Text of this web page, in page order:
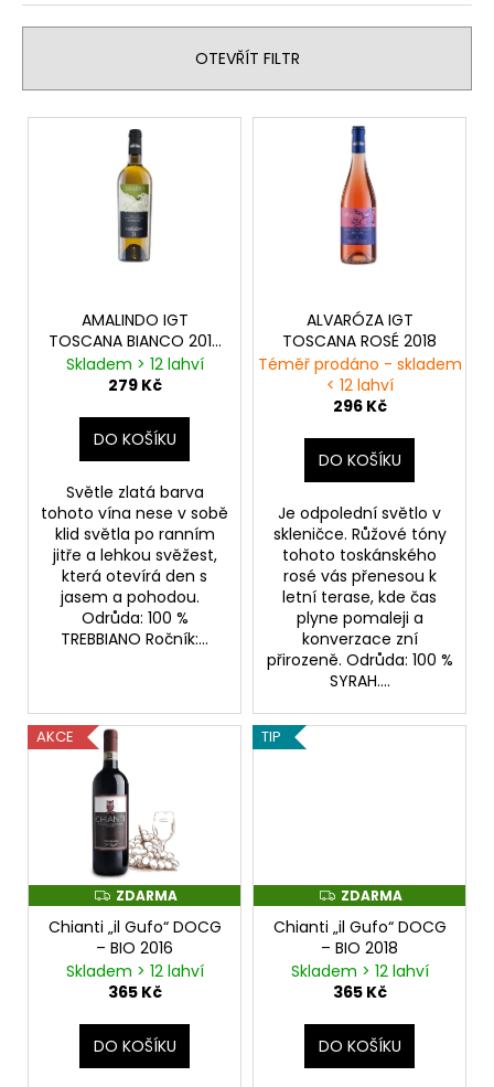
e
í
p
OTEVŘÍT FILTR
V
AMALINDO IGT
TOSCANA BIANCO 2018
BIO
Skladem > 12 lahví
279 Kč
DO KOŠÍKU
Světle zlatá barva
tohoto vína nese v sobě
klid světla po ranním
jitře a lehkou svěžest,
která otevírá den s
jasem a pohodou.
Odrůda: 100 %
TREBBIANO Ročník:...
ALVARÓZA IGT
TOSCANA ROSÉ 2018
Téměř prodáno - skladem
< 12 lahví
296 Kč
DO KOŠÍKU
Je odpolední světlo v
skleničce. Růžové tóny
tohoto toskánského
rosé vás přenesou k
letní terase, kde čas
plyne pomaleji a
konverzace zní
přirozeně. Odrůda: 100 %
SYRAH....
AKCE
Z
D
A
R
M
A
ZDARMA
Chianti „il Gufo“ DOCG
– BIO 2016
Skladem > 12 lahví
365 Kč
DO KOŠÍKU
TIP
Z
D
A
R
M
A
ZDARMA
Chianti „il Gufo“ DOCG
– BIO 2018
Skladem > 12 lahví
365 Kč
DO KOŠÍKU